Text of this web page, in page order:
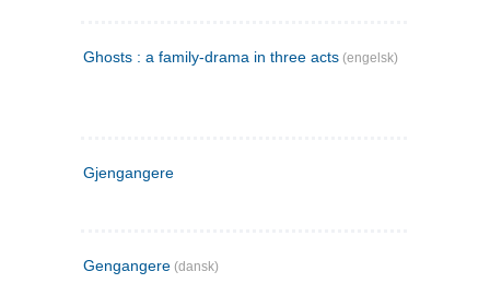
Ghosts : a family-drama in three acts (engelsk)
Gjengangere
Gengangere (dansk)